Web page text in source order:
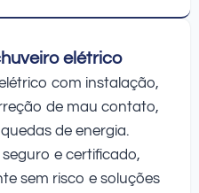
elétrico
com instalação,
de mau contato,
de energia.
e certificado,
sem risco e soluções